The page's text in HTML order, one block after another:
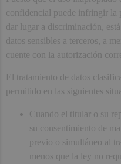
confidencial puede infringir
dar lugar a discriminación,
datos sensibles a terceros, a
cuente con la autorización
El tratamiento de datos
permitido en las siguientes
Cuando el titular o su
su consentimiento de
previo o simultáneo al
menos que la ley no